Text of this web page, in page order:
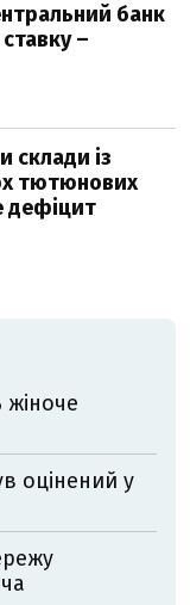
банк
–
склади із
тютюнових
дефіцит
жіноче
оцінений у